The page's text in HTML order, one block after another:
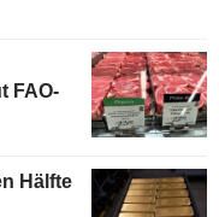
FAO-
Hälfte